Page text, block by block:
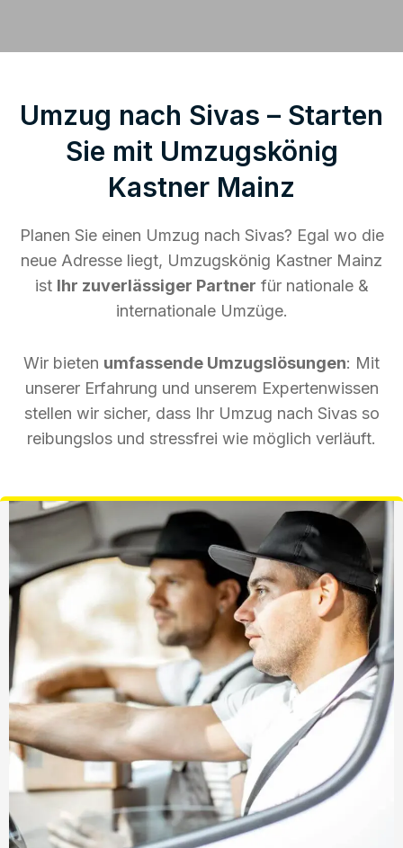
Umzug nach Sivas – Starten
Sie mit Umzugskönig
Kastner Mainz
Planen Sie einen Umzug nach Sivas? Egal wo die
neue Adresse liegt, Umzugskönig Kastner Mainz
ist Ihr zuverlässiger Partner für nationale &
internationale Umzüge.
Wir bieten umfassende Umzugslösungen: Mit
unserer Erfahrung und unserem Expertenwissen
stellen wir sicher, dass Ihr Umzug nach Sivas so
reibungslos und stressfrei wie möglich verläuft.